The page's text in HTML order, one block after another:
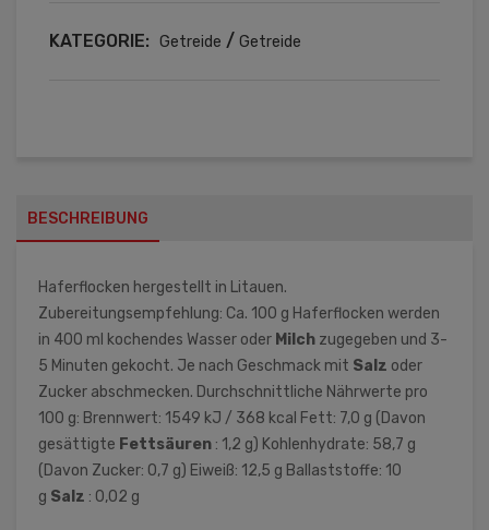
KATEGORIE: Getreide / Getreide
BESCHREIBUNG
Haferflocken hergestellt in Litauen.
Zubereitungsempfehlung: Ca. 100 g Haferflocken werden
in 400 ml kochendes Wasser oder Milch zugegeben und 3-
5 Minuten gekocht. Je nach Geschmack mit Salz oder
Zucker abschmecken. Durchschnittliche Nährwerte pro
100 g: Brennwert: 1549 kJ / 368 kcal Fett: 7,0 g (Davon
gesättigte Fettsäuren : 1,2 g) Kohlenhydrate: 58,7 g
(Davon Zucker: 0,7 g) Eiweiß: 12,5 g Ballaststoffe: 10
g Salz : 0,02 g